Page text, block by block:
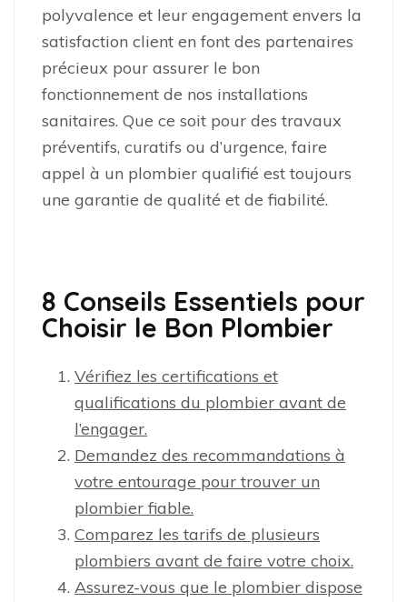
polyvalence et leur engagement envers la
satisfaction client en font des partenaires
précieux pour assurer le bon
fonctionnement de nos installations
sanitaires. Que ce soit pour des travaux
préventifs, curatifs ou d’urgence, faire
appel à un plombier qualifié est toujours
une garantie de qualité et de fiabilité.
8 Conseils Essentiels pour
Choisir le Bon Plombier
Vérifiez les certifications et
qualifications du plombier avant de
l’engager.
Demandez des recommandations à
votre entourage pour trouver un
plombier fiable.
Comparez les tarifs de plusieurs
plombiers avant de faire votre choix.
Assurez-vous que le plombier dispose